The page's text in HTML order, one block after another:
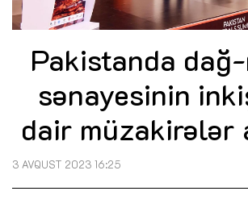
Pakistanda
sənayesinin
dair müzakirələr
3 AVQUST 2023 16:25